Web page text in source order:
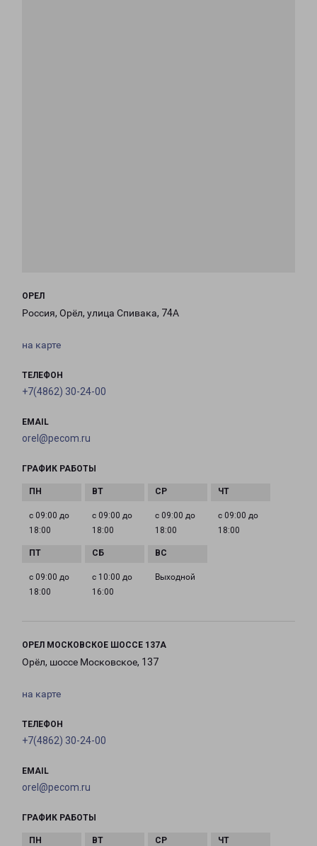
ОРЕЛ
Россия, Орёл, улица Спивака, 74А
на карте
ТЕЛЕФОН
+7(4862) 30-24-00
EMAIL
orel@pecom.ru
ГРАФИК РАБОТЫ
с 09:00 до
18:00
с 09:00 до
18:00
с 09:00 до
18:00
с 09:00 до
18:00
с 09:00 до
18:00
с 10:00 до
16:00
Выходной
ОРЕЛ МОСКОВСКОЕ ШОССЕ 137А
Орёл, шоссе Московское, 137
на карте
ТЕЛЕФОН
+7(4862) 30-24-00
EMAIL
orel@pecom.ru
ГРАФИК РАБОТЫ